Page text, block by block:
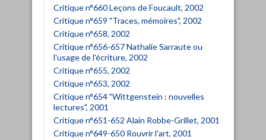
Critique n°660 Leçons de Foucault, 2002
Critique n°659 "Traces, mémoires", 2002
Critique n°658, 2002
Critique n°656-657 Nathalie Sarraute ou
l'usage de l'écriture, 2002
Critique n°655, 2002
Critique n°653, 2002
Critique n°654 "Wittgenstein : nouvelles
lectures", 2001
Critique n°651-652 Alain Robbe-Grillet, 2001
Critique n°649-650 Rouvrir l'art, 2001